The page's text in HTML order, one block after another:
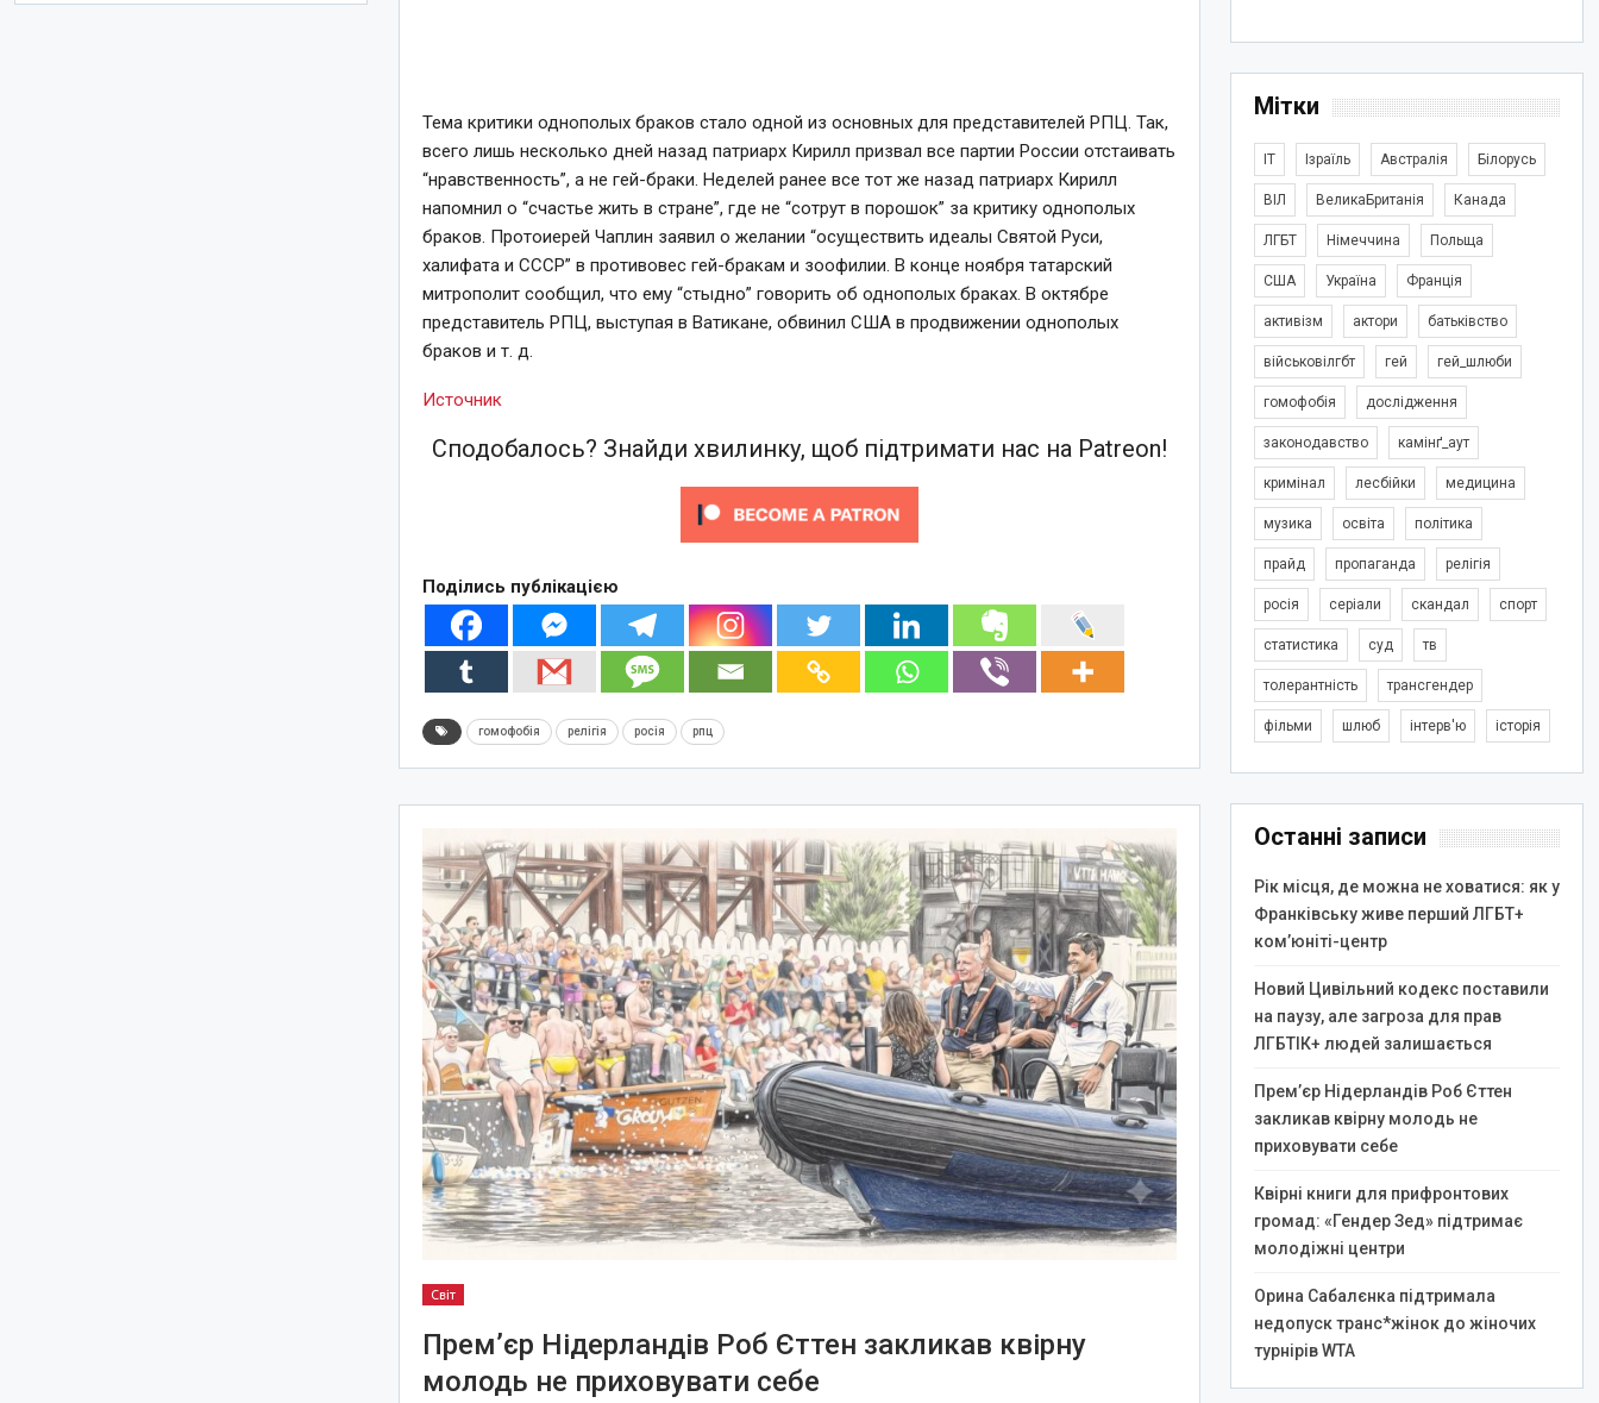
Тема критики однополых браков стало одной из основных для представителей РПЦ. Так,
всего лишь несколько дней назад патриарх Кирилл призвал все партии России отстаивать
“нравственность”, а не гей-браки. Неделей ранее все тот же назад патриарх Кирилл
напомнил о “счастье жить в стране”, где не “сотрут в порошок” за критику однополых
браков. Протоиерей Чаплин заявил о желании “осуществить идеалы Святой Руси,
халифата и СССР” в противовес гей-бракам и зоофилии. В конце ноября татарский
митрополит сообщил, что ему “стыдно” говорить об однополых браках. В октябре
представитель РПЦ, выступая в Ватикане, обвинил США в продвижении однополых
браков и т. д.
Источник
Сподобалось? Знайди хвилинку, щоб підтримати нас на Patreon!
Поділись публікацією
гомофобія релігія росія рпц
Світ
Прем’єр Нідерландів Роб Єттен закликав квірну
молодь не приховувати себе
Мітки
IT Ізраїль Австралія Білорусь
ВІЛ ВеликаБританія Канада
ЛГБТ Німеччина Польща
США Україна Франція
активізм актори батьківство
військовілгбт гей гей_шлюби
гомофобія дослідження
законодавство камінґ_аут
кримінал лесбійки медицина
музика освіта політика
прайд пропаганда релігія
росія серіали скандал спорт
статистика суд тв
толерантність трансгендер
фільми шлюб інтерв'ю історія
Останні записи
Рік місця, де можна не ховатися: як у
Франківську живе перший ЛГБТ+
ком’юніті-центр
Новий Цивільний кодекс поставили
на паузу, але загроза для прав
ЛГБТІК+ людей залишається
Прем’єр Нідерландів Роб Єттен
закликав квірну молодь не
приховувати себе
Квірні книги для прифронтових
громад: «Гендер Зед» підтримає
молодіжні центри
Орина Сабалєнка підтримала
недопуск транс*жінок до жіночих
турнірів WTA